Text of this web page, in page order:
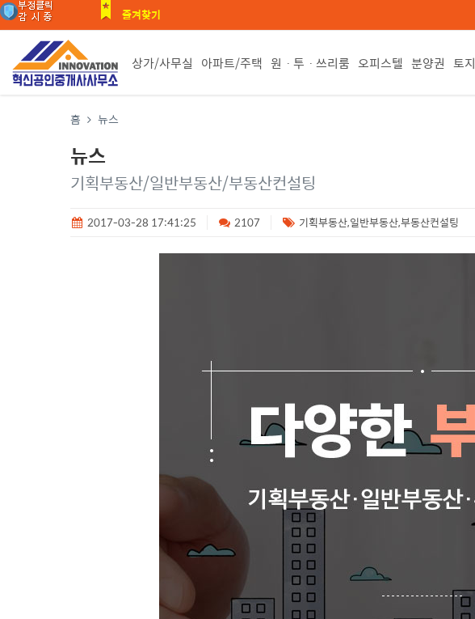
즐겨찾기
상가/사무실 아파트/주택 원ㆍ투ㆍ쓰리룸 오피스텔 분양권 토지
홈 뉴스
뉴스
기획부동산/일반부동산/부동산컨설팅
2017-03-28 17:41:25 2107 기획부동산,일반부동산,부동산컨설팅